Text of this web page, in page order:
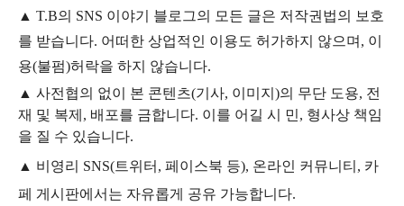
▲ T.B의 SNS 이야기 블 로그의 모든 글은 저작권법의 보호
를 받습니다. 어떠한 상업적인 이용도 허가하지 않으며, 이
용(불펌)허락을 하지 않습니다.
▲ 사전협의 없이 본 콘텐츠(기사, 이미지)의 무단 도용, 전
재 및 복제, 배포를 금합니다. 이를 어길 시 민, 형사상 책임
을 질 수 있습니다.
▲ 비영리 SNS(트위터, 페이스북 등), 온라인 커뮤니티, 카
페 게시판에서는 자유롭게 공유 가능합니다.